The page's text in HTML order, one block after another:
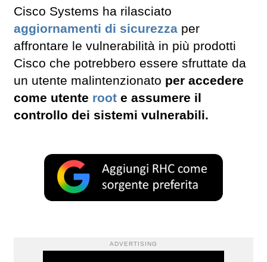
Cisco Systems ha rilasciato
aggiornamenti di sicurezza per
affrontare le vulnerabilità in più prodotti
Cisco che potrebbero essere sfruttate da
un utente malintenzionato per accedere
come utente root e assumere il
controllo dei sistemi vulnerabili.
ADVERTISING